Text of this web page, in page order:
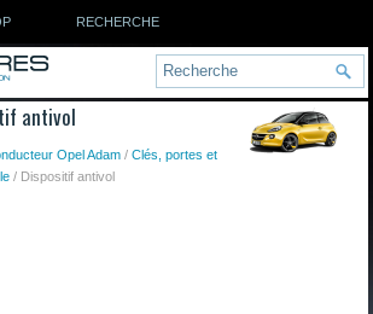
RECHERCHE
antivol
Opel Adam /Clés, portes et
/ Dispositif antivol